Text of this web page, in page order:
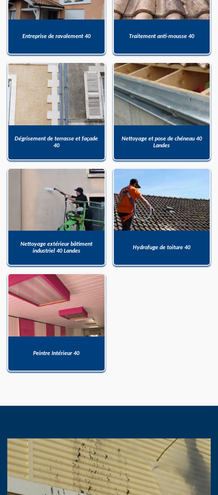
Entreprise de ravalement 40 Traitement anti-mousse 40
Dégrisement de terrasse et façade
40
Nettoyage et pose de chéneau 40
Landes
Nettoyage extérieur bâtiment
industriel 40 Landes
Hydrofuge de toiture 40
Peintre Intérieur 40